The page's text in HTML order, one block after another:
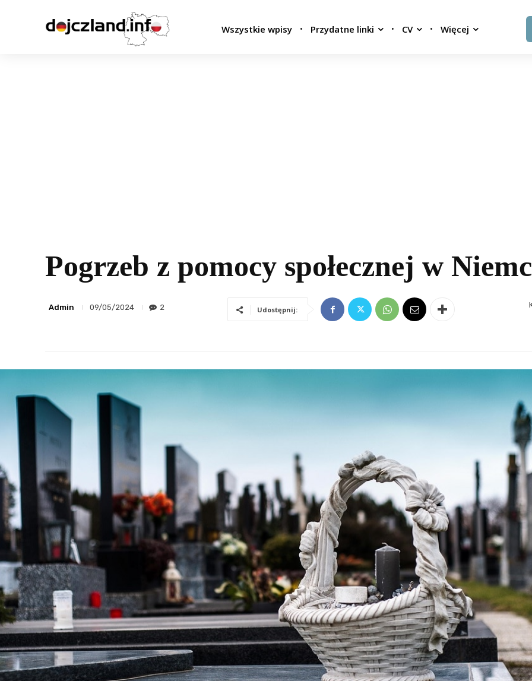
Wszystkie wpisy Przydatne linki CV Więcej
Pogrzeb z pomocy społecznej w
Admin 09/05/2024 2 Udostępnij: